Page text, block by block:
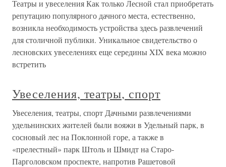
Театры и увеселения Как только Лесной стал приобретать
репутацию популярного дачного места, естественно,
возникла необходимость устройства здесь развлечений
для столичной публики. Уникальное свидетельство о
лесновских увеселениях еще середины XIX века можно
встретить
Увеселения, театры, спорт
Увеселения, театры, спорт Дачными развлечениями
удельнинских жителей были вояжи в Удельный парк, в
сосновый лес на Поклонной горе, а также в
«прелестный» парк Штоль и Шмидт на Старо-
Парголовском проспекте, напротив Рашетовой